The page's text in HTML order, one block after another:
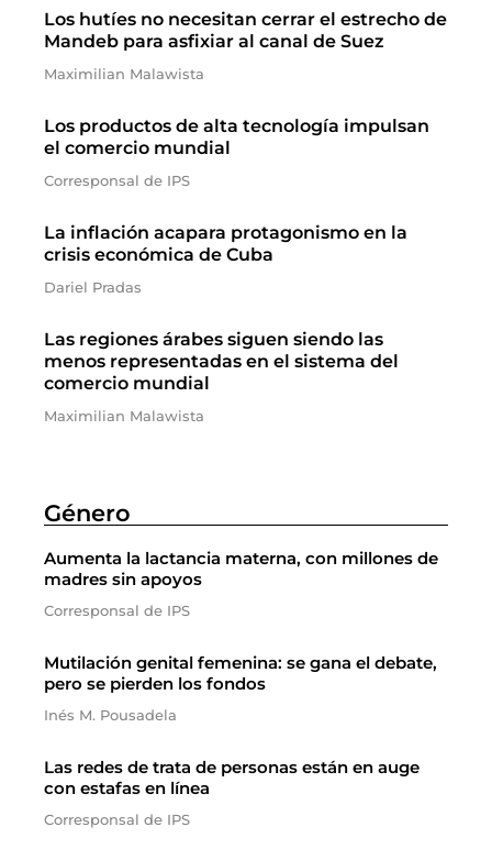
Los hutíes no necesitan cerrar el estrecho de
Mandeb para asfixiar al canal de Suez
Maximilian Malawista
Los productos de alta tecnología impulsan
el comercio mundial
Corresponsal de IPS
La inflación acapara protagonismo en la
crisis económica de Cuba
Dariel Pradas
Las regiones árabes siguen siendo las
menos representadas en el sistema del
comercio mundial
Maximilian Malawista
Género
Aumenta la lactancia materna, con millones de
madres sin apoyos
Corresponsal de IPS
Mutilación genital femenina: se gana el debate,
pero se pierden los fondos
Inés M. Pousadela
Las redes de trata de personas están en auge
con estafas en línea
Corresponsal de IPS